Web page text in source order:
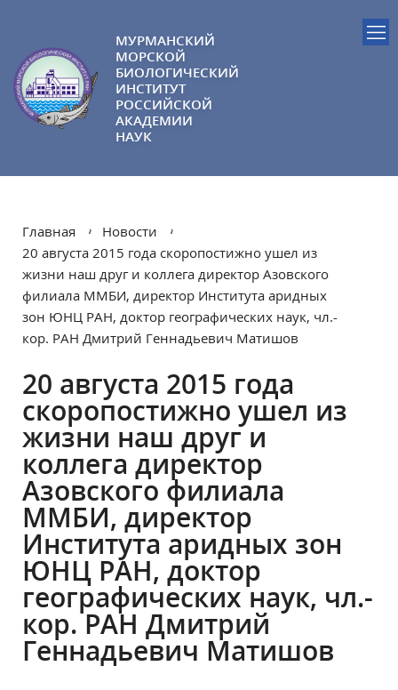
МУРМАНСКИЙ
МОРСКОЙ
БИОЛОГИЧЕСКИЙ
ИНСТИТУТ
РОССИЙСКОЙ
АКАДЕМИИ
НАУК
Главная
Новости
20 августа 2015 года скоропостижно ушел из
жизни наш друг и коллега директор Азовского
филиала ММБИ, директор Института аридных
зон ЮНЦ РАН, доктор географических наук, чл.-
кор. РАН Дмитрий Геннадьевич Матишов
20 августа 2015 года
скоропостижно ушел из
жизни наш друг и
коллега директор
Азовского филиала
ММБИ, директор
Института аридных зон
ЮНЦ РАН, доктор
географических наук, чл.-
кор. РАН Дмитрий
Геннадьевич Матишов